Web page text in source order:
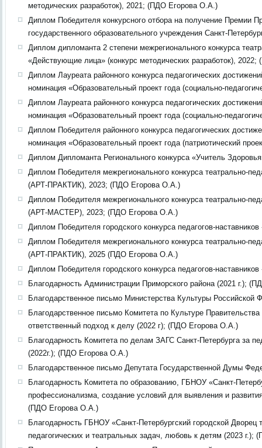
методических разработок), 2021; (ПДО Егорова О.А.)
Диплом Победителя конкурсного отбора на получение Премии
государственного образовательного учреждения Санкт-
Диплом дипломанта 2 степени межрегионального конкурса
«Действующие лица» (конкурс методических разработок),
Диплом Лауреата районного конкурса педагогических
номинация «Образовательный проект года (социально-
Диплом Лауреата районного конкурса педагогических
номинация «Образовательный проект года (социально-
Диплом Победителя районного конкурса педагогических
номинация «Образовательный проект года (патриотический
Диплом Дипломанта Регионального конкурса «Учитель
Диплом Победителя межрегионального конкурса театрально-
(АРТ-ПРАКТИК), 2023; (ПДО Егорова О.А.)
Диплом Победителя межрегионального конкурса театрально-
(АРТ-МАСТЕР), 2023; (ПДО Егорова О.А.)
Диплом Победителя городского конкурса педагогов-
Диплом Победителя межрегионального конкурса театрально-
(АРТ-ПРАКТИК), 2025 (ПДО Егорова О.А.)
Диплом Победителя городского конкурса педагогов-
Благодарность Администрации Приморского района (2021 г.);
Благодарственное письмо Министерства Культуры
Благодарственное письмо Комитета по Культуре
ответственный подход к делу (2022 г); (ПДО Егорова О.А.)
Благодарность Комитета по делам ЗАГС Санкт-Петербурга за
(2022г.); (ПДО Егорова О.А.)
Благодарственное письмо Депутата Государственной Думы
Благодарность Комитета по образованию, ГБНОУ «Санкт-
профессионализма, создание условий для выявления и
(ПДО Егорова О.А.)
Благодарность ГБНОУ «Санкт-Петербургский городской
педагогических и театральных задач, любовь к детям (2023